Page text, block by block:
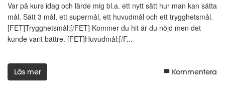
Var på kurs idag och lärde mig bl.a. ett nytt sätt hur man kan sätta
mål. Sätt 3 mål, ett supermål, ett huvudmål och ett trygghetsmål.
[FET]Trygghetsmål:[/FET] Kommer du hit är du nöjd men det
kunde varit bättre. [FET]Huvudmål:[/F...
Läs mer Kommentera